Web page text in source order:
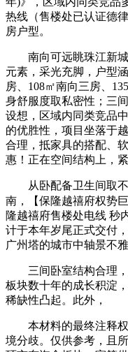
热线（售楼处已认证德
房户型。
南向可远眺珠江新城
元素，采光充脚，户型
房、108㎡南向三房、
身舒服度取私密性；三
设想，区域内同类竞品
的优胜性，项目坐落于
合理，抵家具的搭配、
惠！正在空间结构上，紧
从卧配备卫生间取不
南，【保隆越禧府权势
隆越禧府售楼处电线 秒
计于本年岁尾正式交付
广州塔的城市中轴景不雅
三间卧室结构合理，
板块数十年的成长积淀
稀缺性凸起。此外，
本材料的最终注释权
境分歧。仅供参考，且